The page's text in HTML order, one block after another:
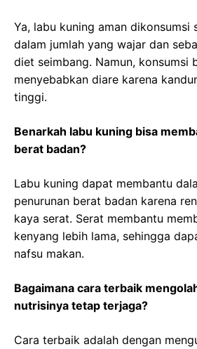
Ya, labu kuning aman dikonsumsi
dalam jumlah yang wajar dan
diet seimbang. Namun, konsumsi
menyebabkan diare karena
tinggi.
Benarkah labu kuning bisa
berat badan?
Labu kuning dapat membantu
penurunan berat badan karena
kaya serat. Serat membantu
kenyang lebih lama, sehingga
nafsu makan.
Bagaimana cara terbaik
nutrisinya tetap terjaga?
Cara terbaik adalah dengan